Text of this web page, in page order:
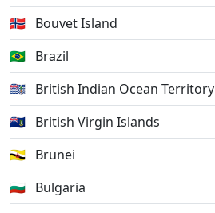
🇧🇻 Bouvet Island
🇧🇷 Brazil
🇮🇴 British Indian Ocean Territory
🇻🇬 British Virgin Islands
🇧🇳 Brunei
🇧🇬 Bulgaria